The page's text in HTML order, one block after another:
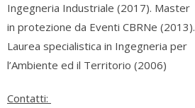
Ingegneria Industriale (2017). Master
in protezione da Eventi CBRNe (2013).
Laurea specialistica in Ingegneria per
l’Ambiente ed il Territorio (2006)
Contatti: